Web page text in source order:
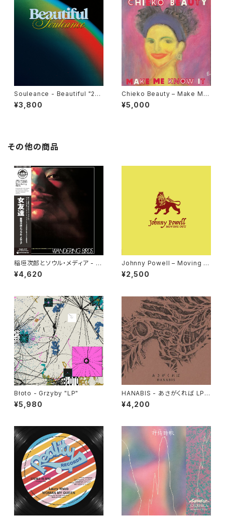
Souleance - Beautiful "2L
P"
¥3,800
Chieko Beauty ‎– Make Me
Know It "used 7"
¥5,000
その他の商品
稲垣次郎とソウル・メディア - W
andering Birds 女友達 "LP"
¥4,620
Johnny Powell – Moving O
ut / True Love "12"
¥2,500
Błoto - Grzyby "LP"
¥5,980
HANABIS - あさがくれば LP v
ersion "2LP"
¥4,200